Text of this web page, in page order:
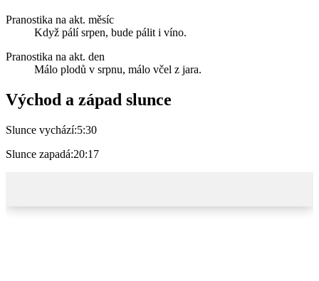
Pranostika na akt. měsíc
Když pálí srpen, bude pálit i víno.
Pranostika na akt. den
Málo plodů v srpnu, málo včel z jara.
Východ a západ slunce
Slunce vychází:5:30
Slunce zapadá:20:17